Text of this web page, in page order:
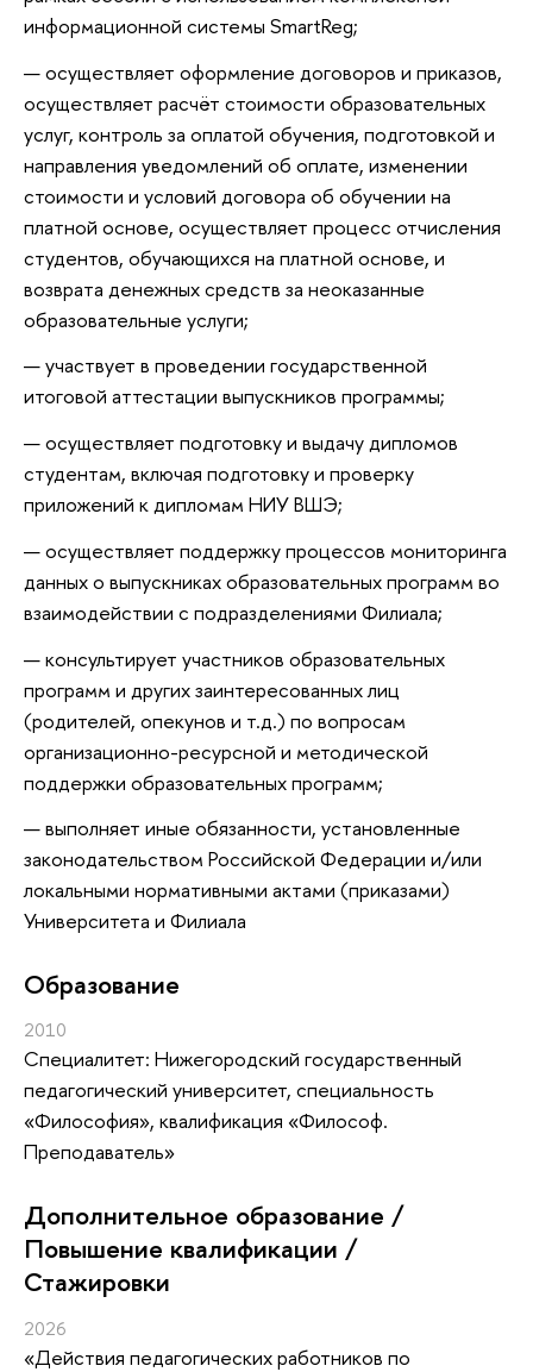
информационной системы SmartReg;
осуществляет оформление договоров и приказов,
осуществляет расчёт стоимости образовательных
услуг, контроль за оплатой обучения, подготовкой и
направления уведомлений об оплате, изменении
стоимости и условий договора об обучении на
платной основе, осуществляет процесс отчисления
студентов, обучающихся на платной основе, и
возврата денежных средств за неоказанные
образовательные услуги;
участвует в проведении государственной
итоговой аттестации выпускников программы;
осуществляет подготовку и выдачу дипломов
студентам, включая подготовку и проверку
приложений к дипломам НИУ ВШЭ;
осуществляет поддержку процессов мониторинга
данных о выпускниках образовательных программ во
взаимодействии с подразделениями Филиала;
консультирует участников образовательных
программ и других заинтересованных лиц
(родителей, опекунов и т.д.) по вопросам
организационно-ресурсной и методической
поддержки образовательных программ;
выполняет иные обязанности, установленные
законодательством Российской Федерации и/или
локальными нормативными актами (приказами)
Университета и Филиала
Oбразование
2010
Специалитет: Нижегородский государственный
педагогический университет, специальность
«Философия», квалификация «Философ.
Преподаватель»
Дополнительное образование /
Повышение квалификации /
Стажировки
2026
«Действия педагогических работников по